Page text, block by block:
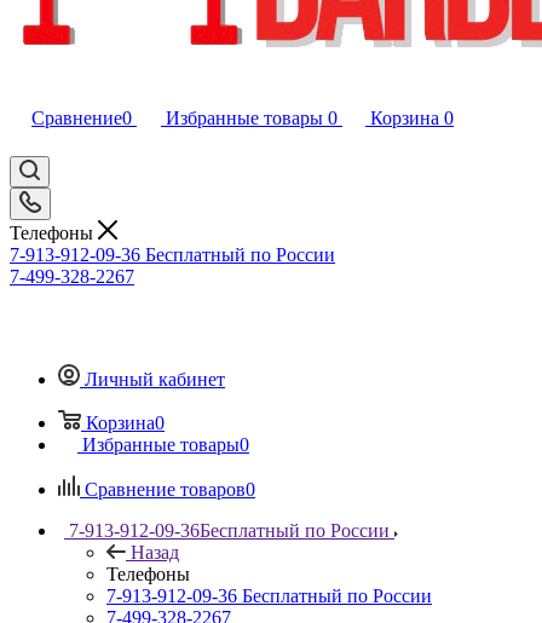
Сравнение0 Избранные товары 0 Корзина 0
Телефоны
7-913-912-09-36 Бесплатный по России
7-499-328-2267
Личный кабинет
Корзина0
Избранные товары0
Сравнение товаров0
7-913-912-09-36Бесплатный по России
Назад
Телефоны
7-913-912-09-36 Бесплатный по России
7-499-328-2267